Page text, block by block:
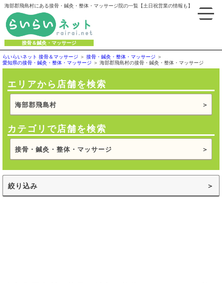
海部郡飛島村にある接骨・鍼灸・整体・マッサージ院の一覧【土日祝営業の情報も】
接骨＆鍼灸・マッサージ
らいらいネット 接骨＆マッサージ
接骨・鍼灸・整体・マッサージ
愛知県の接骨・鍼灸・整体・マッサージ
海部郡飛島村の接骨・鍼灸・整体・マッサージ
エリアから店舗を検索
海部郡飛島村
カテゴリで店舗を検索
接骨・鍼灸・整体・マッサージ
絞り込み